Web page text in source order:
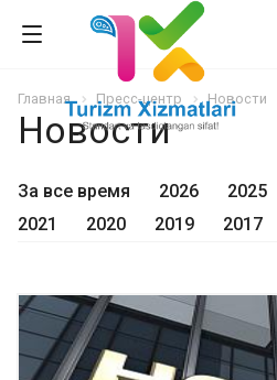
Главная Пресс-центр Новости
Новости
За все время 2026 2025
2021
2020 2019 2017